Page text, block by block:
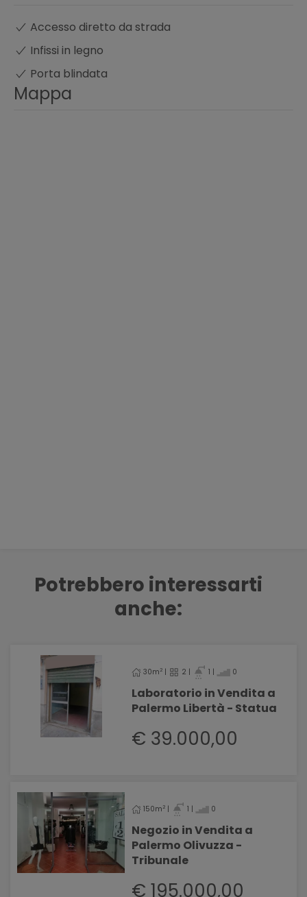
Accesso diretto da strada
Infissi in legno
Porta blindata
Mappa
Potrebbero interessarti
anche:
30m2 | 2 | 1 | 0
Laboratorio in Vendita a
Palermo Libertà - Statua
€ 39.000,00
150m2 | 1 | 0
Negozio in Vendita a
Palermo Olivuzza -
Tribunale
€ 195.000,00